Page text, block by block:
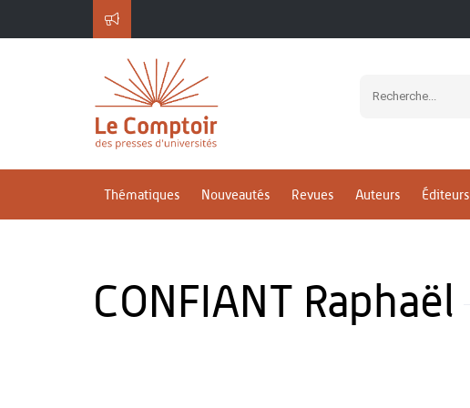
Thématiques Nouveautés Revues Auteurs Éditeurs
CONFIANT Raphaël